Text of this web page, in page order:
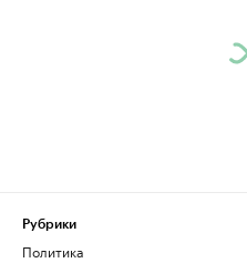
Рубрики
Политика